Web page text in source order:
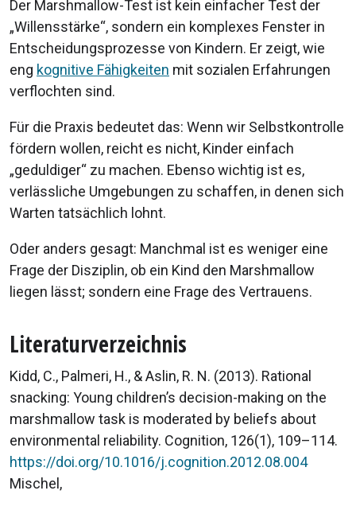
Der Marshmallow-Test ist kein einfacher Test der
„Willensstärke“, sondern ein komplexes Fenster in
Entscheidungsprozesse von Kindern. Er zeigt, wie
eng kognitive Fähigkeiten mit sozialen Erfahrungen
verflochten sind.
Für die Praxis bedeutet das: Wenn wir Selbstkontrolle
fördern wollen, reicht es nicht, Kinder einfach
„geduldiger“ zu machen. Ebenso wichtig ist es,
verlässliche Umgebungen zu schaffen, in denen sich
Warten tatsächlich lohnt.
Oder anders gesagt: Manchmal ist es weniger eine
Frage der Disziplin, ob ein Kind den Marshmallow
liegen lässt; sondern eine Frage des Vertrauens.
Literaturverzeichnis
Kidd, C., Palmeri, H., & Aslin, R. N. (2013). Rational
snacking: Young children’s decision-making on the
marshmallow task is moderated by beliefs about
environmental reliability. Cognition, 126(1), 109–114.
https://doi.org/10.1016/j.cognition.2012.08.004
Mischel,